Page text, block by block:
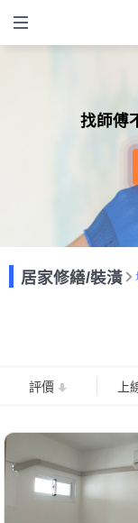
找師傅
居家修繕/裝潢
評價 上